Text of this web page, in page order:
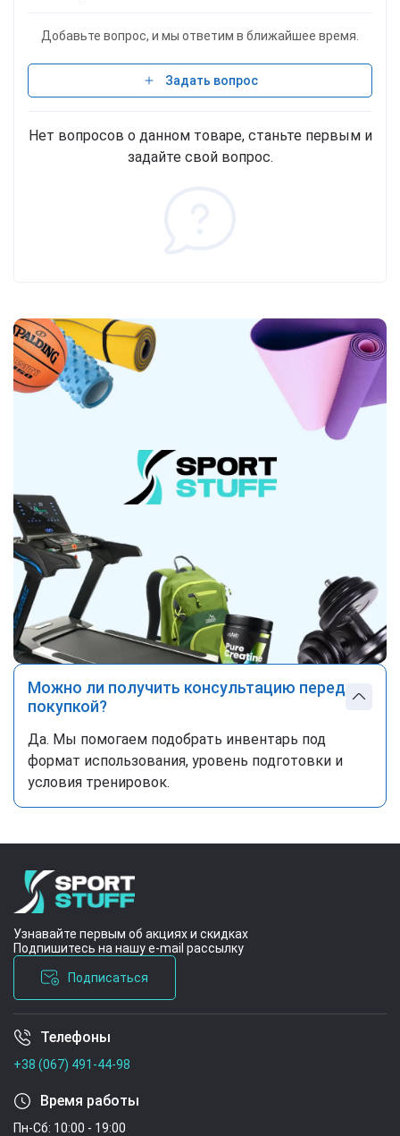
Добавьте вопрос, и мы ответим в ближайшее время.
Задать вопрос
Нет вопросов о данном товаре, станьте первым и
задайте свой вопрос.
Можно ли получить консультацию перед
покупкой?
Да. Мы помогаем подобрать инвентарь под
формат использования, уровень подготовки и
условия тренировок.
Узнавайте первым об акциях и скидках
Подпишитесь на нашу e-mail рассылку
Подписаться
Условия соглашения
Телефоны
+38 (067) 491-44-98
Время работы
Пн-Сб: 10:00 - 19:00